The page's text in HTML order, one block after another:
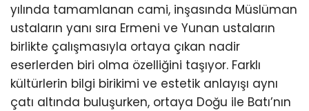
yılında tamamlanan cami, inşasında Müslüman
ustaların yanı sıra Ermeni ve Yunan ustaların
birlikte çalışmasıyla ortaya çıkan nadir
eserlerden biri olma özelliğini taşıyor. Farklı
kültürlerin bilgi birikimi ve estetik anlayışı aynı
çatı altında buluşurken, ortaya Doğu ile Batı’nın